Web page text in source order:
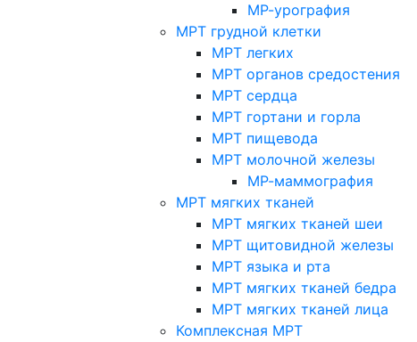
МР-урография
МРТ грудной клетки
МРТ легких
МРТ органов средостения
МРТ сердца
МРТ гортани и горла
МРТ пищевода
МРТ молочной железы
МР-маммография
МРТ мягких тканей
МРТ мягких тканей шеи
МРТ щитовидной железы
МРТ языка и рта
МРТ мягких тканей бедра
МРТ мягких тканей лица
Комплексная МРТ